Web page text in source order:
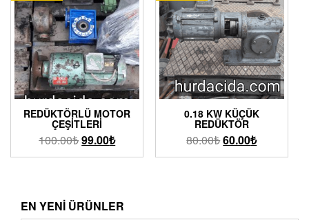
REDÜKTÖRLÜ MOTOR
ÇEŞITLERI
100.00₺99.00₺
0.18 KW KÜÇÜK
REDÜKTÖR
80.00₺60.00₺
EN YENI ÜRÜNLER